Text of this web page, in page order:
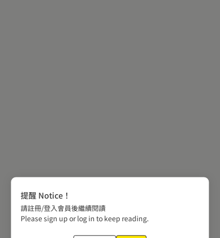
提醒 Notice！
請註冊/登入會員後繼續閱讀
Please sign up or log in to keep reading.